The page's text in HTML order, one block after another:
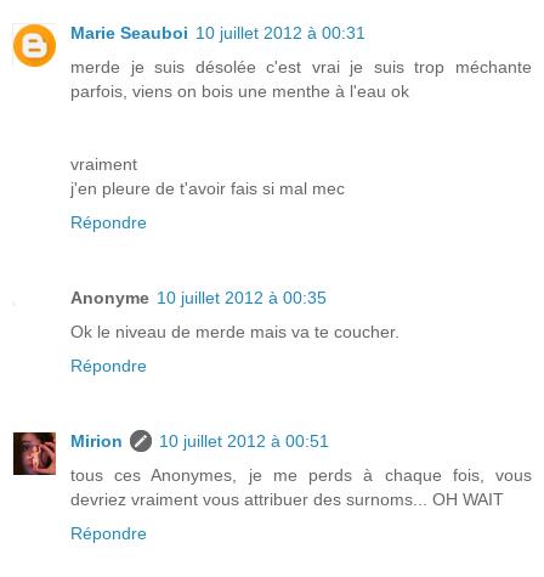
Marie Seauboi 10 juillet 2012 à 00:31
merde je suis désolée c'est vrai je suis trop méchante
parfois, viens on bois une menthe à l'eau ok
vraiment
j'en pleure de t'avoir fais si mal mec
Répondre
Anonyme 10 juillet 2012 à 00:35
Ok le niveau de merde mais va te coucher.
Répondre
Mirion
10 juillet 2012 à 00:51
tous ces Anonymes, je me perds à chaque fois, vous
devriez vraiment vous attribuer des surnoms... OH WAIT
Répondre